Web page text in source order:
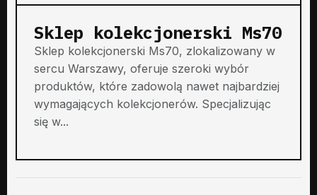
Sklep kolekcjonerski Ms70
Sklep kolekcjonerski Ms70, zlokalizowany w
sercu Warszawy, oferuje szeroki wybór
produktów, które zadowolą nawet najbardziej
wymagających kolekcjonerów. Specjalizując
się w...